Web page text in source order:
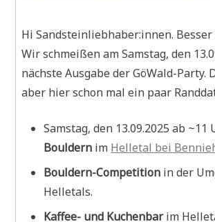
Hi Sandsteinliebhaber:innen. Besser
Wir schmeißen am Samstag, den
nächste Ausgabe der GöWald-Party.
aber hier schon mal ein paar
Samstag, den 13.09.2025 ab ~11
Bouldern im Helletal bei
Bouldern-Competition in der
Helletals.
Kaffee- und Kuchenbarim